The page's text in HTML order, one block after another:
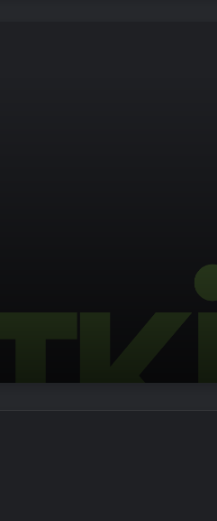
Sosyox, Sosyal Medyada
Güvenilir Adresi Olarak Öne Çıkıyor
Şafak Sezer’den “Form”